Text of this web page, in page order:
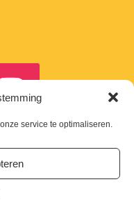
service te optimaliseren.